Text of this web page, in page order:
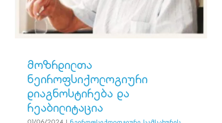
ნეიროფსიქოლოგიური სამსახურის სერვისები
მოზრდილთა
ნეიროფსიქოლოგიური
დიაგნოსტირება და
რეაბილიტაცია